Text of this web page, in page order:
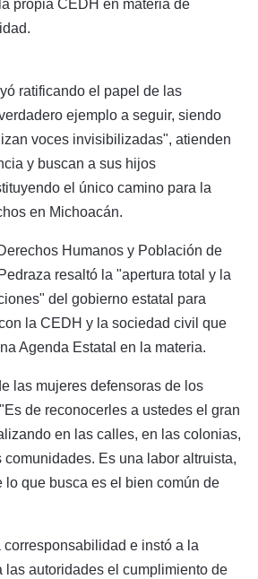
propia CEDH en materia de
ratificando el papel de las
ejemplo a seguir, siendo
voces invisibilizadas", atienden
y buscan a sus hijos
el único camino para la
en Michoacán.
Humanos y Población de
resaltó la "apertura total y la
del gobierno estatal para
la CEDH y la sociedad civil que
Agenda Estatal en la materia.
las mujeres defensoras de los
de reconocerles a ustedes el gran
en las calles, en las colonias,
Es una labor altruista,
lo que busca es el bien común de
e instó a la
las autoridades el cumplimiento de